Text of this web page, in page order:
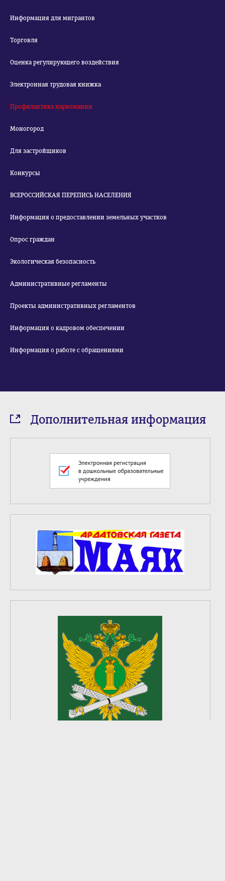
Информация для мигрантов
Торговля
Оценка регулирующего воздействия
Электронная трудовая книжка
Профилактика наркомании
Моногород
Для застройщиков
Конкурсы
ВСЕРОССИЙСКАЯ ПЕРЕПИСЬ НАСЕЛЕНИЯ
Информация о предоставлении земельных участков
Опрос граждан
Экологическая безопасность
Административные регламенты
Проекты административных регламентов
Информация о кадровом обеспечении
Информация о работе с обращениями
Дополнительная информация